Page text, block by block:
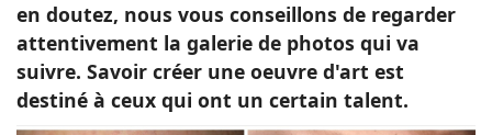
en doutez, nous vous conseillons de regarder
attentivement la galerie de photos qui va
suivre. Savoir créer une oeuvre d'art est
destiné à ceux qui ont un certain talent.